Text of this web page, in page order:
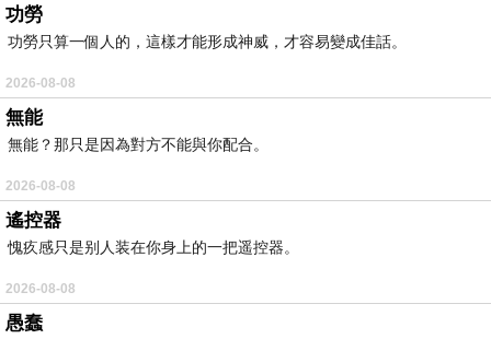
功勞
功勞只算一個人的，這樣才能形成神威，才容易變成佳話。
2026-08-08
無能
無能？那只是因為對方不能與你配合。
2026-08-08
遙控器
愧疚感只是别人装在你身上的一把遥控器。
2026-08-08
愚蠢